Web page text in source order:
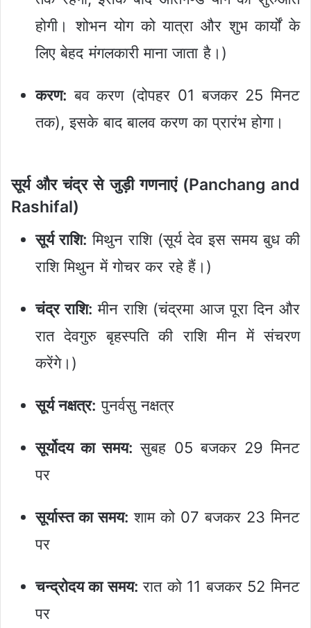
होगी। शोभन योग को यात्रा और शुभ कार्यों के
लिए बेहद मंगलकारी माना जाता है।)
करण: बव करण (दोपहर 01 बजकर 25 मिनट
तक), इसके बाद बालव करण का प्रारंभ होगा।
सूर्य और चंद्र से जुड़ी गणनाएं (Panchang and
Rashifal)
सूर्य राशि: मिथुन राशि (सूर्य देव इस समय बुध की
राशि मिथुन में गोचर कर रहे हैं।)
चंद्र राशि: मीन राशि (चंद्रमा आज पूरा दिन और
रात देवगुरु बृहस्पति की राशि मीन में संचरण
करेंगे।)
सूर्य नक्षत्र: पुनर्वसु नक्षत्र
सूर्योदय का समय: सुबह 05 बजकर 29 मिनट
पर
सूर्यास्त का समय: शाम को 07 बजकर 23 मिनट
पर
चन्द्रोदय का समय: रात को 11 बजकर 52 मिनट
पर